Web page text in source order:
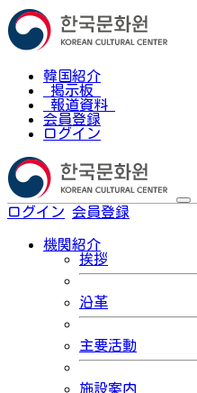
韓国紹介
掲示板
報道資料
会員登録
ログイン
ログイン 会員登録
機関紹介
挨拶
沿革
主要活動
施設案内